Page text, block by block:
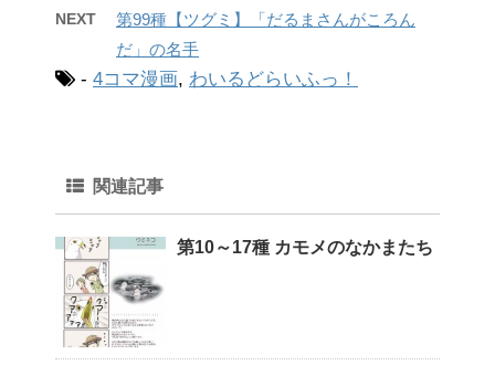
NEXT
第99種【ツグミ】「だるまさんがころん
だ」の名手
- 4コマ漫画, わいるどらいふっ！
関連記事
第10～17種 カモメのなかまたち